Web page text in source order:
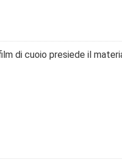
di cuoio presiede il